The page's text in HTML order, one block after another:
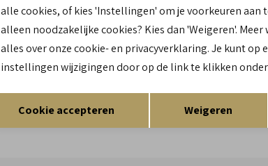
Terug
alle cookies, of kies 'Instellingen' om je voorkeuren aan
alleen noodzakelijke cookies? Kies dan 'Weigeren'. Meer
alles over onze cookie- en privacyverklaring. Je kunt op
instellingen wijzigingen door op de link te klikken onder
Cookie accepteren Weigeren